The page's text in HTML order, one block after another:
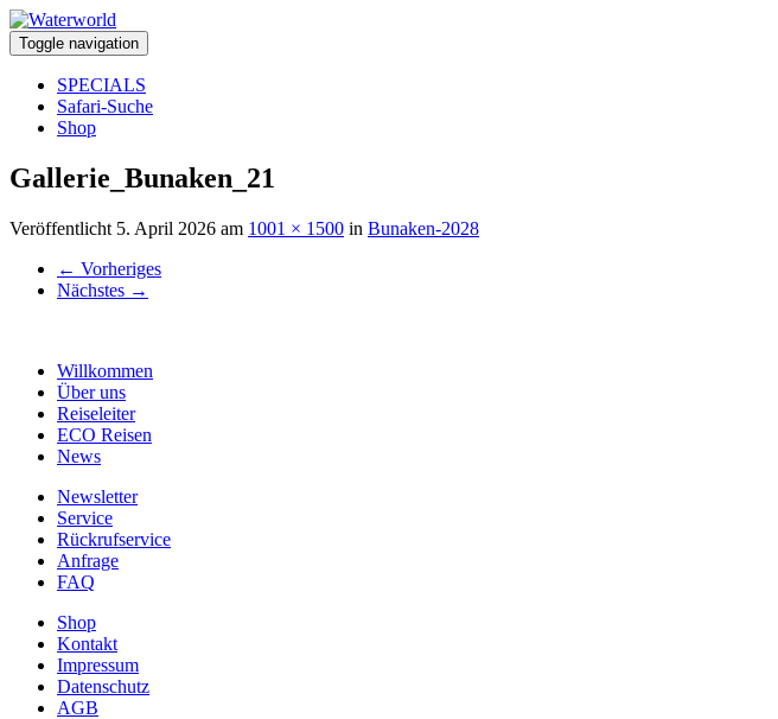
Toggle navigation
SPECIALS
Safari-Suche
Shop
Gallerie_Bunaken_21
Veröffentlicht 5. April 2026 am 1001 × 1500 in Bunaken-2028
← Vorheriges
Nächstes →
Willkommen
Über uns
Reiseleiter
ECO Reisen
News
Newsletter
Service
Rückrufservice
Anfrage
FAQ
Shop
Kontakt
Impressum
Datenschutz
AGB